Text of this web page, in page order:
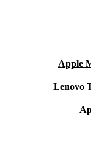
Apple
Lenovo